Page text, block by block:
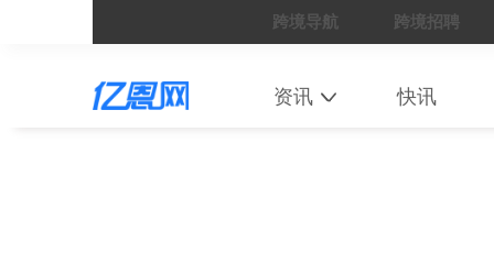
跨境导航 跨境招聘
资讯 快讯